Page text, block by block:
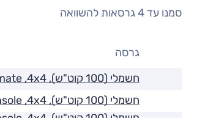
סמנו עד 4 גרסאות להשוואה
גרסה
חשמלי (100 קוט"ש), Ultimate ,4x4
חשמלי (100 קוט"ש), Executive Console ,4x4